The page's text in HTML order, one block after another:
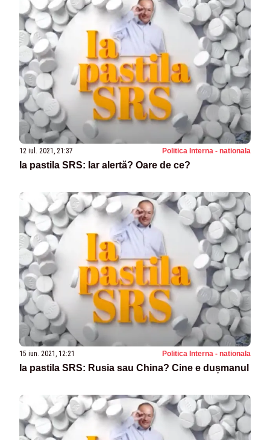
12 iul. 2021, 21:37 Politica Interna - nationala
Ia pastila SRS: Iar alertă? Oare de ce?
15 iun. 2021, 12:21 Politica Interna - nationala
Ia pastila SRS: Rusia sau China? Cine e dușmanul